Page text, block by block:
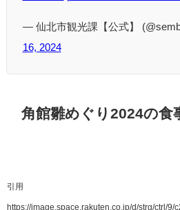
— 仙北市観光課【公式】
16, 2024
角館雛めぐり2024の食
引用
https://image.space.rakuten.co.jp/d/strg/ctrl/